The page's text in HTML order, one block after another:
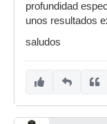
profundidad
unos resultados
saludos